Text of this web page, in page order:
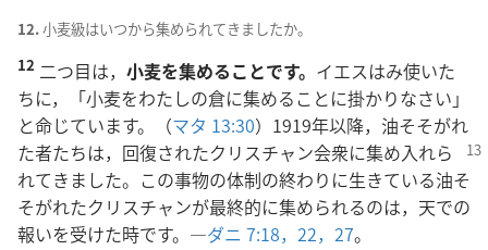
12.小麦級はいつから集められてきましたか。
12 二つ目は， 小麦を集めることです。 イエスはみ使いた
ちに，「小麦をわたしの倉に集めることに掛かりなさい」
と命じています。（マタ 13:30）1919年以降，油そそがれ
た者たちは，回復されたクリスチャン会衆に集め入れら
れてきました。この事物の体制の終わりに生きている油そ
そがれたクリスチャンが最終的に集められるのは，天での
報いを受けた時です。―ダニ 7:18， 22， 27。